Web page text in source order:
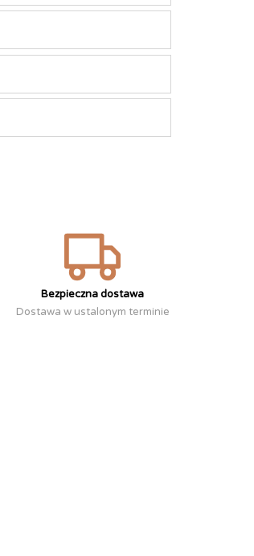
Bezpieczna dostawa
Dostawa w ustalonym terminie